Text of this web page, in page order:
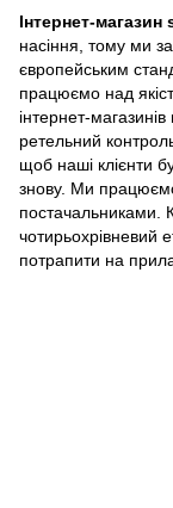
Інтернет-
насіння, тому ми
європейським
працюємо над
інтернет-
ретельний
щоб наші клієнти
знову. Ми
постачальниками.
чотирьохрівневий
потрапити на